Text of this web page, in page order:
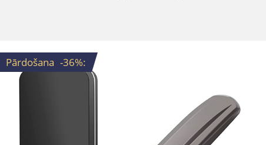
Pārdošana -36%: